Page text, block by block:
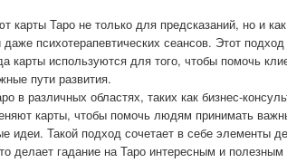
карты Таро не только для предсказаний, но и
психотерапевтических сеансов. Этот подход
карты используются для того, чтобы помочь
пути развития.
в различных областях, таких как бизнес-
карты, чтобы помочь людям принимать
идеи. Такой подход сочетает в себе элементы
делает гадание на Таро интересным и полезным